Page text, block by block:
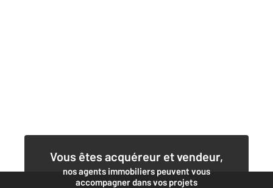
Vous êtes acquéreur et vendeur,
nos agents immobiliers peuvent vous
accompagner dans vos projets